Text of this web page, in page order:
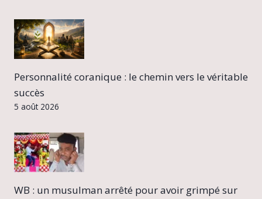
Personnalité coranique : le chemin vers le véritable
succès
5 août 2026
WB : un musulman arrêté pour avoir grimpé sur